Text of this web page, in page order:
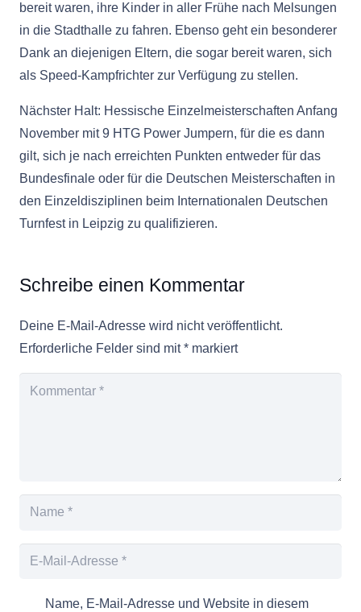
bereit waren, ihre Kinder in aller Frühe nach Melsungen
in die Stadthalle zu fahren. Ebenso geht ein besonderer
Dank an diejenigen Eltern, die sogar bereit waren, sich
als Speed-Kampfrichter zur Verfügung zu stellen.
Nächster Halt: Hessische Einzelmeisterschaften Anfang
November mit 9 HTG Power Jumpern, für die es dann
gilt, sich je nach erreichten Punkten entweder für das
Bundesfinale oder für die Deutschen Meisterschaften in
den Einzeldisziplinen beim Internationalen Deutschen
Turnfest in Leipzig zu qualifizieren.
Schreibe einen Kommentar
Deine E-Mail-Adresse wird nicht veröffentlicht.
Erforderliche Felder sind mit* markiert
Name, E-Mail-Adresse und Website in diesem